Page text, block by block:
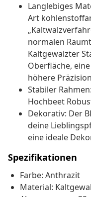
Langlebiges
Art
normalen
Kaltgewalzter
Oberfläche,
höhere
Stabiler
Hochbeet
Dekorativ: Der
deine
eine ideale
Spezifikationen
Farbe: Anthrazit
Material: